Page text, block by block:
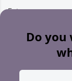
Do
Ecto
저장소